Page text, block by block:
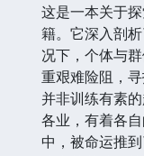
这是一本关于
籍。它深入剖
况下，个体与
重艰难险阻，
并非训练有素
各业，有着各
中，被命运推